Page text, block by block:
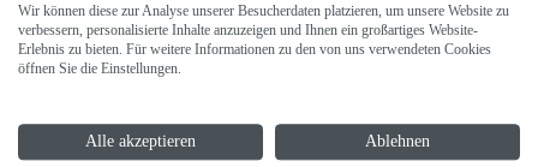
(05-1025-R001)
05-1026-R003
Wir können diese zur Analyse unserer Besucherdaten platzieren, um unsere Website zu
verbessern, personalisierte Inhalte anzuzeigen und Ihnen ein großartiges Website-
Erlebnis zu bieten. Für weitere Informationen zu den von uns verwendeten Cookies
öffnen Sie die Einstellungen.
Alle akzeptieren Ablehnen